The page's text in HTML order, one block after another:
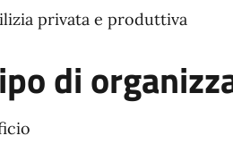
privata e produttiva
di